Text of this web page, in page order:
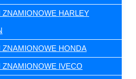
ZNAMIONOWE HARLEY
ZNAMIONOWE HONDA
ZNAMIONOWE IVECO